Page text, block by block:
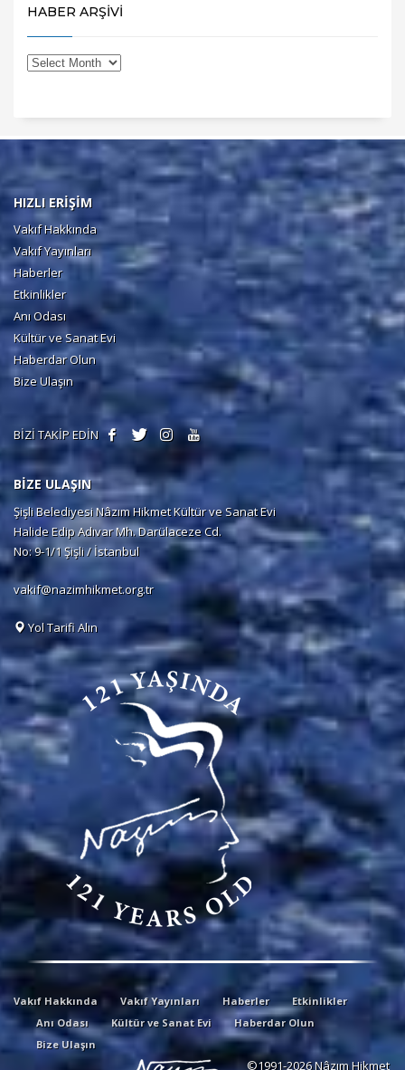
HABER ARŞİVİ
HIZLI ERİŞİM
Vakıf Hakkında
Vakıf Yayınları
Haberler
Etkinlikler
Anı Odası
Kültür ve Sanat Evi
Haberdar Olun
Bize Ulaşın
BİZİ TAKİP EDİN
BİZE ULAŞIN
Şişli Belediyesi Nâzım Hikmet Kültür ve Sanat Evi
Halide Edip Adıvar Mh. Darülaceze Cd.
No: 9-1/1 Şişli / İstanbul
vakif@nazimhikmet.org.tr
Yol Tarifi Alın
Vakıf Hakkında Vakıf Yayınları Haberler
Etkinlikler
Anı Odası
Kültür ve Sanat Evi
Haberdar Olun
Bize Ulaşın
©1991-2026 Nâzım Hikmet